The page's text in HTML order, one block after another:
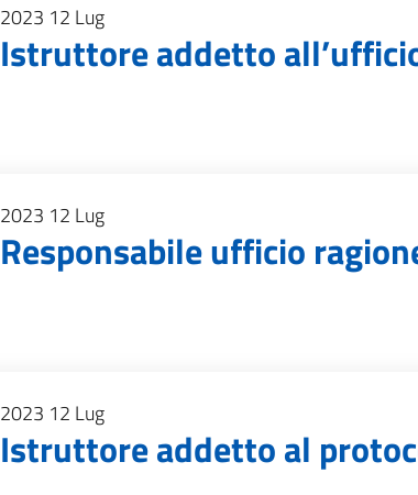
2023 12 Lug
Istruttore addetto
2023 12 Lug
Responsabile ufficio
2023 12 Lug
Istruttore addetto al